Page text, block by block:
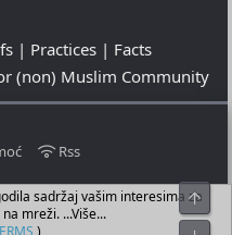
| Practices | Facts
(non) Muslim Community
Rss
2026
Platform ®
sadržaj vašim interesima za
mreži. ...Više...
)
Top